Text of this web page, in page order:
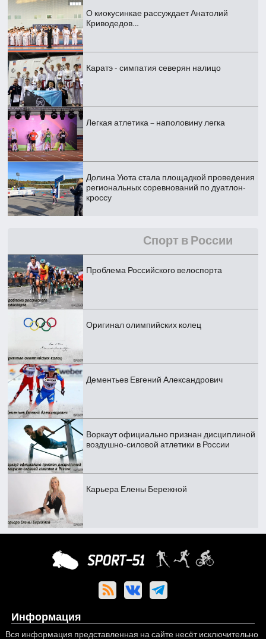
О киокусинкае рассуждает Анатолий
Криводедов…
Каратэ - симпатия северян налицо
Легкая атлетика – наполовину легка
Долина Уюта стала площадкой проведения
региональных соревнований по дуатлон-
кроссу
Спорт в России
Проблема Российского велоспорта
Оригинал олимпийских колец
Дементьев Евгений Александрович
Воркаут официально признан дисциплиной
воздушно-силовой атлетики в России
Карьера Елены Бережной
Информация
Вся информация представленная на сайте несёт исключительно